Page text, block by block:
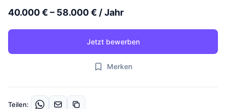
40.000 € – 58.000 € / Jahr
Jetzt bewerben
Merken
Teilen: